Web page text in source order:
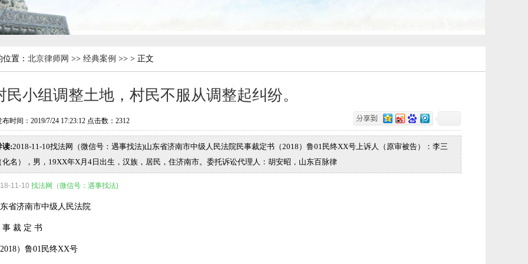
置： 北京律师网 >> 经典案例 >> > 正文
民小组调整土地，村民不服从调整起纠纷。
时间：2019/7/24 17:23:12 点击数： 2312
读:2018-11-10找法网（微信号：遇事找法)山东省济南市中级人民法院民事裁定书（2018）鲁01民终XX号上诉人（原审被告）：李三
化名），男，19XX年X月4日出生，汉族，居民，住济南市。委托诉讼代理人：胡安昭，山东百脉律
11-10 找法网（微信号：遇事找法)
省济南市中级人民法院
事 裁 定 书
）鲁01民终XX号